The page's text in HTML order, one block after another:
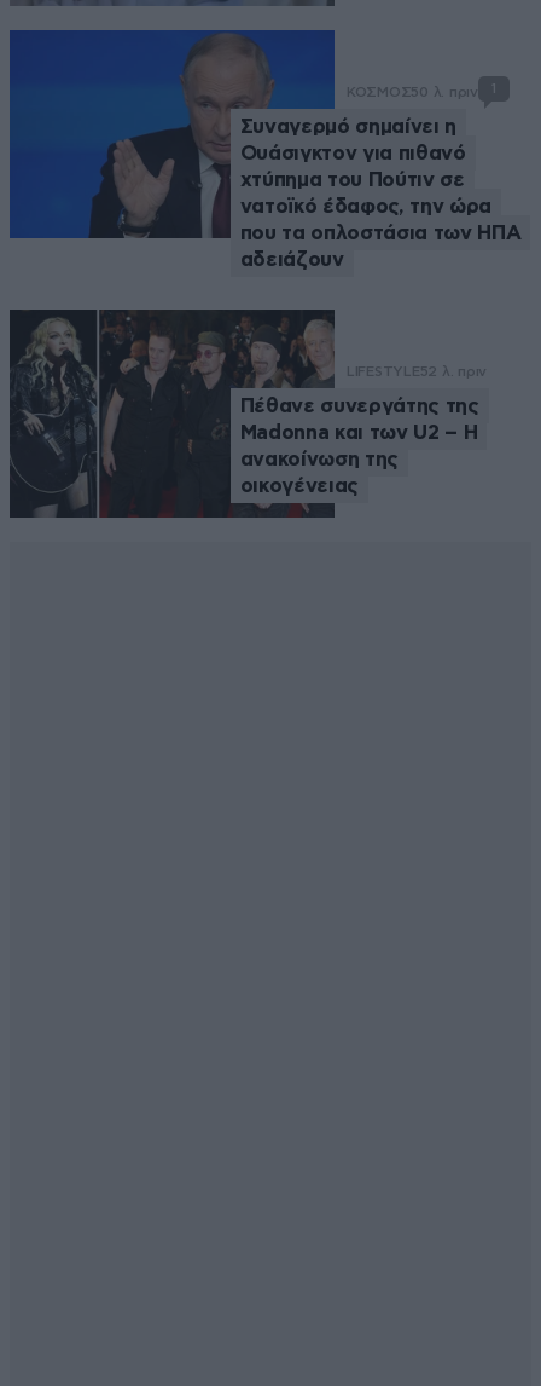
ΚΟΣΜΟΣ50 λ. πριν 1
Συναγερμό σημαίνει η
Ουάσιγκτον για πιθανό
χτύπημα του Πούτιν σε
νατοϊκό έδαφος, την ώρα
που τα οπλοστάσια των ΗΠΑ
αδειάζουν
LIFESTYLE52 λ. πριν
Πέθανε συνεργάτης της
Madonna και των U2 – Η
ανακοίνωση της
οικογένειας